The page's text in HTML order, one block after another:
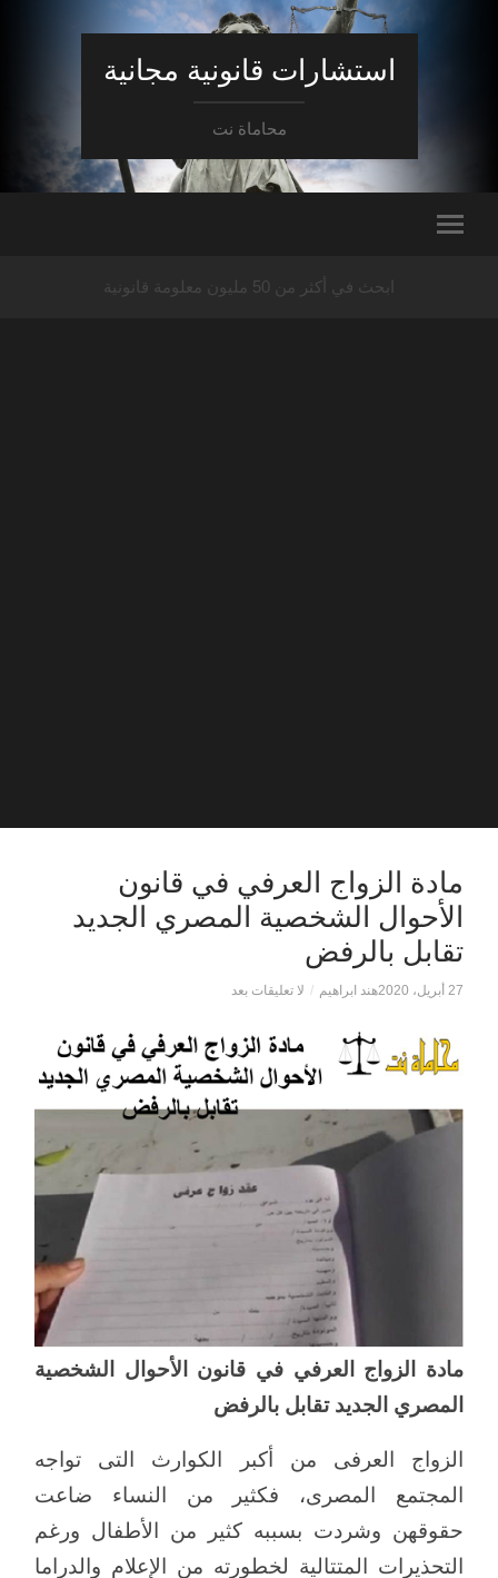
استشارات قانونية مجانية
محاماة نت
ابحث في أكثر من 50 مليون معلومة قانونية
مادة الزواج العرفي في قانون
الأحوال الشخصية المصري الجديد
تقابل بالرفض
27 أبريل، 2020 هند ابراهيم / لا تعليقات بعد
مادة الزواج العرفي في قانون الأحوال الشخصية
المصري الجديد تقابل بالرفض
الزواج العرفى من أكبر الكوارث التى تواجه
المجتمع المصرى، فكثير من النساء ضاعت
حقوقهن وشردت بسببه كثير من الأطفال ورغم
التحذيرات المتتالية لخطورته من الإعلام والدراما